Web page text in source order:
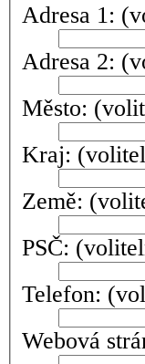
Adresa 1:
Adresa 2:
Město:
Kraj:
Země:
PSČ:
Telefon:
Webová